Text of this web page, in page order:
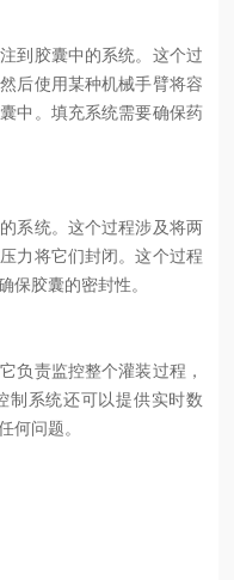
胶囊中的系统。这个过
后使用某种机械手臂将容
中。填充系统需要确保药
统。这个过程涉及将两
力将它们封闭。这个过程
保胶囊的密封性。
责监控整个灌装过程，
制系统还可以提供实时数
何问题。